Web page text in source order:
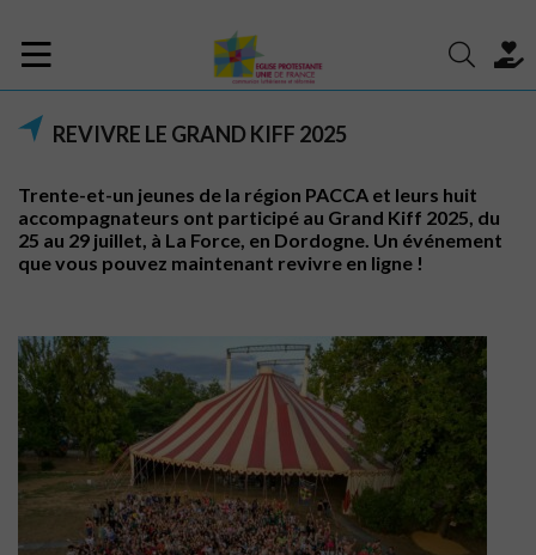
REVIVRE LE GRAND KIFF 2025
Trente-et-un jeunes de la région PACCA et leurs huit
accompagnateurs ont participé au Grand Kiff 2025, du
25 au 29 juillet, à La Force, en Dordogne. Un événement
que vous pouvez maintenant revivre en ligne !